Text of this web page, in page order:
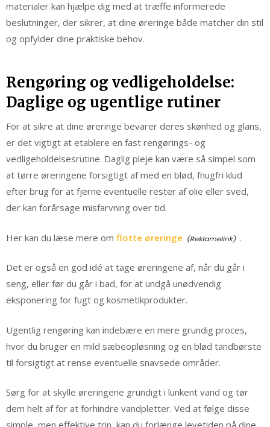
materialer kan hjælpe dig med at træffe informerede
beslutninger, der sikrer, at dine øreringe både matcher din stil
og opfylder dine praktiske behov.
Rengøring og vedligeholdelse:
Daglige og ugentlige rutiner
For at sikre at dine øreringe bevarer deres skønhed og glans,
er det vigtigt at etablere en fast rengørings- og
vedligeholdelsesrutine. Daglig pleje kan være så simpel som
at tørre øreringene forsigtigt af med en blød, fnugfri klud
efter brug for at fjerne eventuelle rester af olie eller sved,
der kan forårsage misfarvning over tid.
Her kan du læse mere om flotte øreringe .
Det er også en god idé at tage øreringene af, når du går i
seng, eller før du går i bad, for at undgå unødvendig
eksponering for fugt og kosmetikprodukter.
Ugentlig rengøring kan indebære en mere grundig proces,
hvor du bruger en mild sæbeopløsning og en blød tandbørste
til forsigtigt at rense eventuelle snavsede områder.
Sørg for at skylle øreringene grundigt i lunkent vand og tør
dem helt af for at forhindre vandpletter. Ved at følge disse